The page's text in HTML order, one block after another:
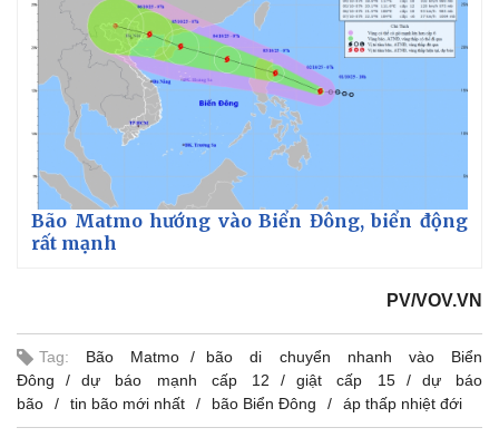
Bão Matmo hướng vào Biển Đông, biển động
rất mạnh
PV/VOV.VN
Tag: Bão Matmo
bão di chuyển nhanh vào Biển
Đông
dự báo mạnh cấp 12 giật cấp 15
dự báo
bão
tin bão mới nhất bão Biển Đông áp thấp nhiệt đới